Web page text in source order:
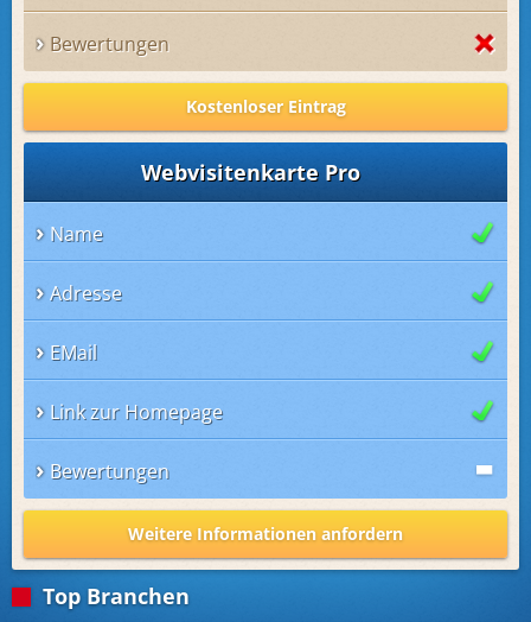
Bewertungen
Kostenloser Eintrag
Webvisitenkarte Pro
Name
Adresse
EMail
Link zur Homepage
Bewertungen
Weitere Informationen anfordern
Top Branchen